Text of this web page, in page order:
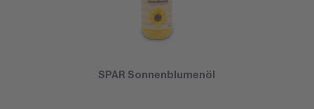
SPAR Sonnenblumenöl